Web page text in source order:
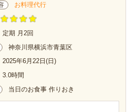
お料理代行
定期 月2回
神奈川県横浜市青葉区
2025年6月22日(日)
3.0時間
当日のお食事 作りおき